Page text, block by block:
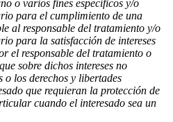
o varios fines específicos y/o
para el cumplimiento de una
al responsable del tratamiento y/o
para la satisfacción de intereses
el responsable del tratamiento o
sobre dichos intereses no
o los derechos y libertades
que requieran la protección de
cuando el interesado sea un